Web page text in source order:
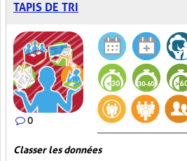
TAPIS DE TRI
0
Classer les données